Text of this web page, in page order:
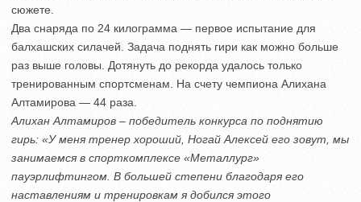
сюжете.
Два снаряда по 24 килограмма — первое испытание для
балхашских силачей. Задача поднять гири как можно больше
раз выше головы. Дотянуть до рекорда удалось только
тренированным спортсменам. На счету чемпиона Алихана
Алтамирова — 44 раза.
Алихан Алтамиров – победитель конкурса по поднятию
гирь: «У меня тренер хороший, Ногай Алексей его зовут, мы
занимаемся в спорткомплексе «Металлург»
пауэрлифтингом. В большей степени благодаря его
наставлениям и тренировкам я добился этого